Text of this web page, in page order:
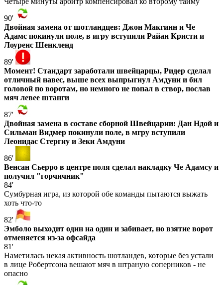
90'
Двойная замена от шотландцев: Джон Макгинн и Че
Адамс покинули поле, в игру вступили Райан Кристи и
Лоуренс Шенкленд
89'
Момент! Стандарт заработали швейцарцы, Ридер сделал
отличный навес, выше всех выпрыгнул Амдуни и бил
головой по воротам, но немного не попал в створ, послав
мяч левее штанги
87'
Двойная замена в составе сборной Швейцарии: Дан Ндой и
Сильман Видмер покинули поле, в мгру вступили
Леонидас Стергиу и Зеки Амдуни
86'
Венсан Сьерро в центре поля сделал накладку Че Адамсу и
получил "горчичник"
84'
Сумбурная игра, из которой обе команды пытаются выжать
хоть что-то
82'
Эмболо выходит один на один и забивает, но взятие ворот
отменяется из-за офсайда
81'
Наметилась некая активность шотландев, которые без устали
в лице Робертсона вешают мяч в штраную соперников - не
опасно